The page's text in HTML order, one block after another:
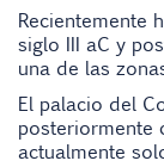
Recientemente
siglo III aC y
una de las
El palacio del
posteriormente
actualmente